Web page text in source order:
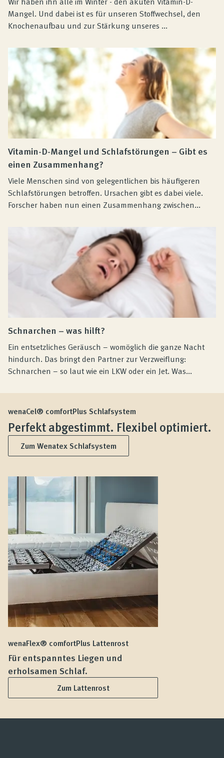
Mangel. Und dabei ist es für unseren Stoffwechsel, den
Knochenaufbau und zur Stärkung unseres ...
Vitamin-D-Mangel und Schlafstörungen – Gibt es
einen Zusammenhang?
Viele Menschen sind von gelegentlichen bis häufigeren
Schlafstörungen betroffen. Ursachen gibt es dabei viele.
Forscher haben nun einen Zusammenhang zwischen...
Schnarchen – was hilft?
Ein entsetzliches Geräusch – womöglich die ganze Nacht
hindurch. Das bringt den Partner zur Verzweiflung:
Schnarchen – so laut wie ein LKW oder ein Jet. Was...
wenaCel® comfortPlus Schlafsystem
Perfekt abgestimmt. Flexibel optimiert.
Zum Wenatex Schlafsystem
wenaFlex® comfortPlus Lattenrost
Für entspanntes Liegen und
erholsamen Schlaf.
Zum Lattenrost